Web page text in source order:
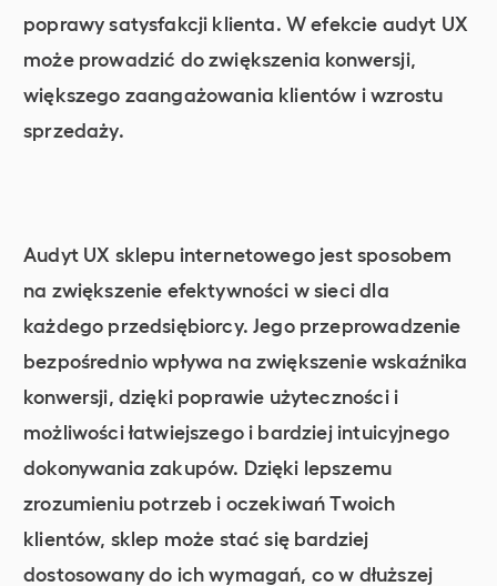
poprawy satysfakcji klienta. W efekcie audyt UX
może prowadzić do zwiększenia konwersji,
większego zaangażowania klientów i wzrostu
sprzedaży.
Audyt UX sklepu internetowego jest sposobem
na zwiększenie efektywności w sieci dla
każdego przedsiębiorcy. Jego przeprowadzenie
bezpośrednio wpływa na zwiększenie wskaźnika
konwersji, dzięki poprawie użyteczności i
możliwości łatwiejszego i bardziej intuicyjnego
dokonywania zakupów. Dzięki lepszemu
zrozumieniu potrzeb i oczekiwań Twoich
klientów, sklep może stać się bardziej
dostosowany do ich wymagań, co w dłuższej